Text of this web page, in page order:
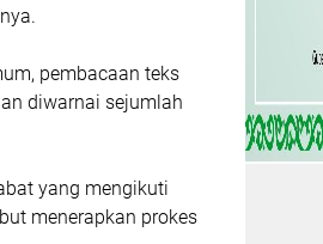
pembacaan teks
diwarnai sejumlah
yang mengikuti
menerapkan prokes